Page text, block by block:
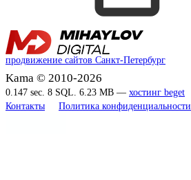
продвижение сайтов Санкт-Петербург
Kama © 2010-2026
0.147 sec. 8 SQL. 6.23 MB — хостинг beget
Контакты
Политика конфиденциальности